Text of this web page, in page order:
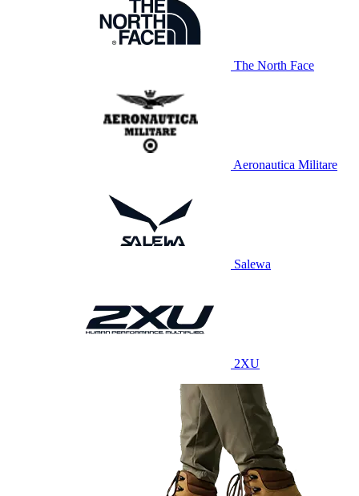
The North Face
Aeronautica Militare
Salewa
2XU